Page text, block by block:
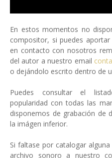
En estos momentos no
compositor, si puedes
en contacto con nosotros
del autor a nuestro email
o dejándolo escrito dentro de
Puedes consultar el
popularidad con todas las
disponemos de grabación de
la imágen inferior.
Si faltase por catalogar
archivo sonoro a nuestro